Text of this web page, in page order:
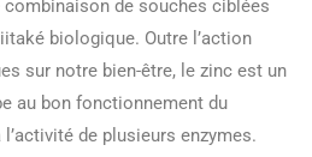
de souches ciblées
biologique. Outre l’action
sur notre bien-être, le zinc est un
au bon fonctionnement du
de plusieurs enzymes.